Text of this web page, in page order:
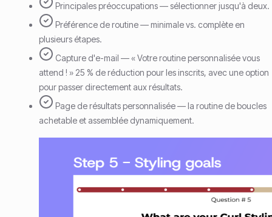
Principales préoccupations — sélectionner jusqu'à deux.
Préférence de routine — minimale vs. complète en
plusieurs étapes.
Capture d'e-mail — « Votre routine personnalisée vous
attend ! » 25 % de réduction pour les inscrits, avec une option
pour passer directement aux résultats.
Page de résultats personnalisée — la routine de boucles
achetable et assemblée dynamiquement.